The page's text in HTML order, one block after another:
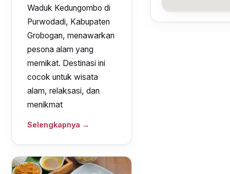
Waduk Kedungombo di
Purwodadi, Kabupaten
Grobogan, menawarkan
pesona alam yang
memikat. Destinasi ini
cocok untuk wisata
alam, relaksasi, dan
menikmat
Selengkapnya →